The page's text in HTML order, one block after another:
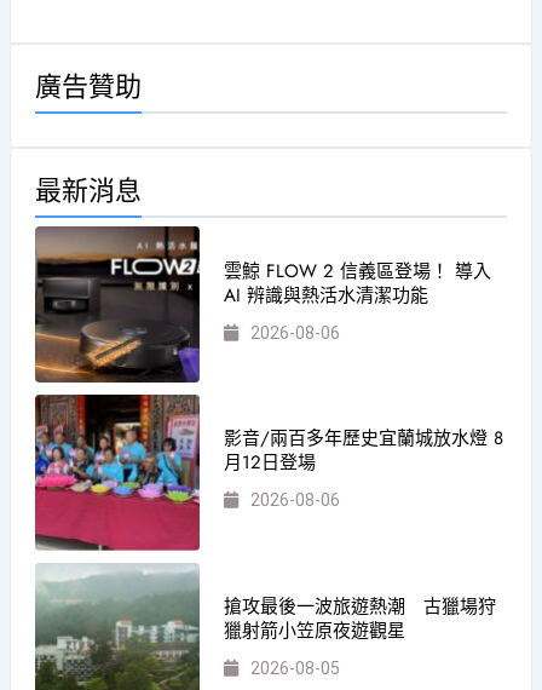
廣告贊助
最新消息
雲鯨 FLOW 2 信義區登場！ 導入
AI 辨識與熱活水清潔功能
2026-08-06
影音/兩百多年歷史宜蘭城放水燈 8
月12日登場
2026-08-06
搶攻最後一波旅遊熱潮 古獵場狩
獵射箭小笠原夜遊觀星
2026-08-05